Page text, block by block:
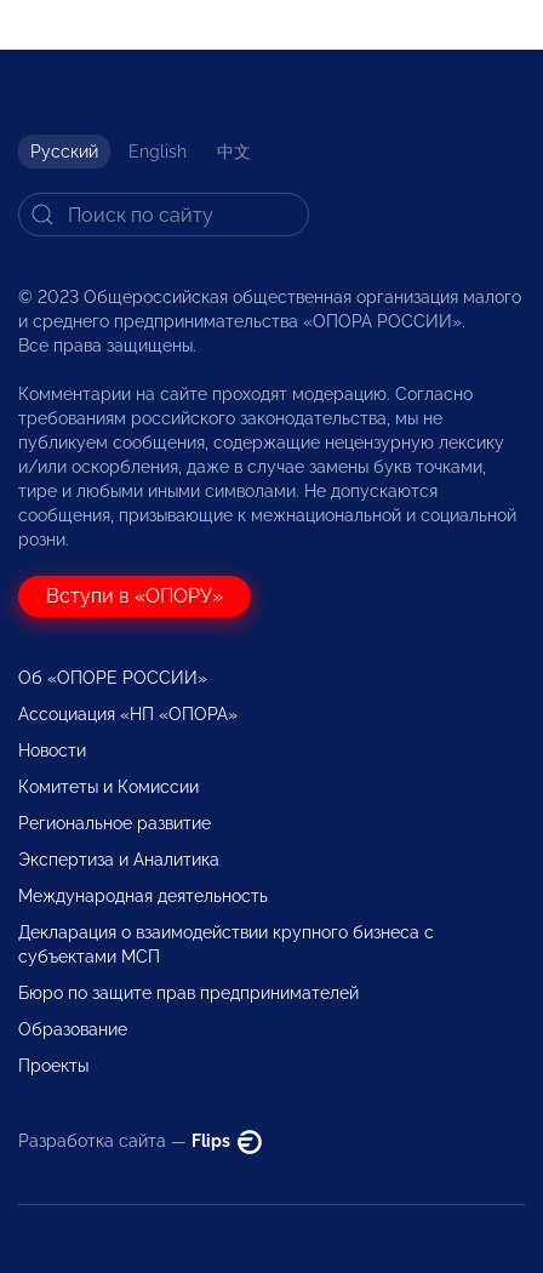
Русский English 中文
© 2023 Общероссийская общественная организация малого
и среднего предпринимательства «ОПОРА РОССИИ».
Все права защищены.
Комментарии на сайте проходят модерацию. Согласно
требованиям российского законодательства, мы не
публикуем сообщения, содержащие нецензурную лексику
и/или оскорбления, даже в случае замены букв точками,
тире и любыми иными символами. Не допускаются
сообщения, призывающие к межнациональной и социальной
розни.
Вступи в «ОПОРУ»
Об «ОПОРЕ РОССИИ»
Ассоциация «НП «ОПОРА»
Новости
Комитеты и Комиссии
Региональное развитие
Экспертиза и Аналитика
Международная деятельность
Декларация о взаимодействии крупного бизнеса с
субъектами МСП
Бюро по защите прав предпринимателей
Образование
Проекты
Разработка сайта — Flips